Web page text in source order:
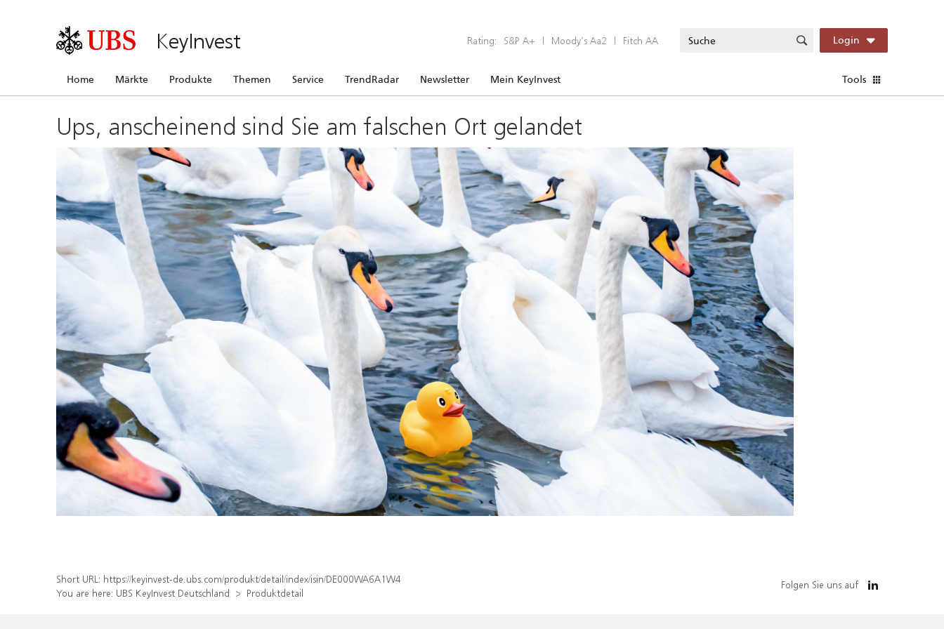
KeyInvest Rating: S&P A+ | Moody’s Aa2 | Fitch AA Login
Home Märkte Produkte Themen Service TrendRadar Newsletter Mein KeyInvest Tools
Ups, anscheinend sind Sie am falschen Ort gelandet
Short URL: https://keyinvest-de.ubs.com/produkt/detail/index/isin/DE000WA6A1W4
You are here: UBS KeyInvest Deutschland Produktdetail
Folgen Sie uns auf